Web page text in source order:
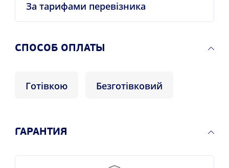
За тарифами перевізника
CПОСОБ ОПЛАТЫ
Готівкою Безготівковий
ГАРАНТИЯ